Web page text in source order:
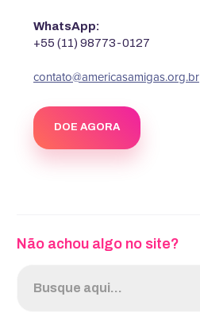
WhatsApp:
+55 (11) 98773-0127
contato@americasamigas.org.br
DOE AGORA
Não achou algo no site?